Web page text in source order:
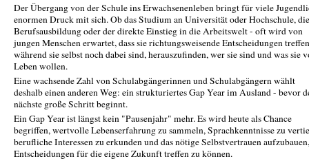
Der Übergang von der Schule ins Erwachsenenleben bringt für viele
enormen Druck mit sich. Ob das Studium an Universität oder Hochschule, die
Berufsausbildung oder der direkte Einstieg in die Arbeitswelt - oft wird von
jungen Menschen erwartet, dass sie richtungsweisende Entscheidungen
während sie selbst noch dabei sind, herauszufinden, wer sie sind und was sie
Leben wollen.
Eine wachsende Zahl von Schulabgängerinnen und Schulabgängern wählt
deshalb einen anderen Weg: ein strukturiertes Gap Year im Ausland - bevor
nächste große Schritt beginnt.
Ein Gap Year ist längst kein "Pausenjahr" mehr. Es wird heute als Chance
begriffen, wertvolle Lebenserfahrung zu sammeln, Sprachkenntnisse zu
berufliche Interessen zu erkunden und das nötige Selbstvertrauen
Entscheidungen für die eigene Zukunft treffen zu können.